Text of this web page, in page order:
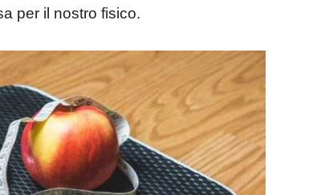
per il nostro fisico.